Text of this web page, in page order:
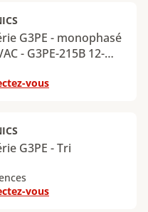
G3PE - monophasé
- G3PE-215B 12-
vous
G3PE - Tri
vous